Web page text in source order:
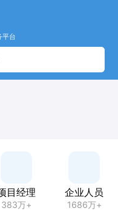
平台
目经理
383万+
企业人员
1686万+